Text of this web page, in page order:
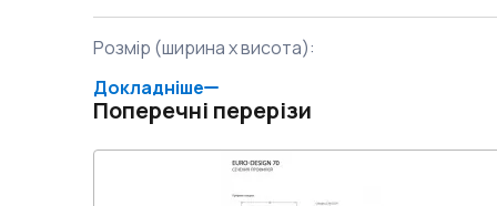
Розмір (ширина x висота):
Докладніше
Поперечні перерізи